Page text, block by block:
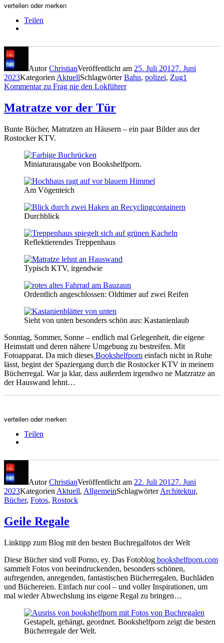
verteilen oder merken
Teilen
AutorChristianVeröffentlicht am 25. Juli 20127. Juni
2023KategorienAktuellSchlagwörterBahn, polizei, Zug1
Kommentarzu Frag nie den Lokführer
Matratze vor der Tür
Bunte Bücher, Matratzen an Häusern – ein paar Bilder aus der
Rostocker KTV.
Miniaturausgabe von Bookshelfporn.
Am Vögenteich
Durchblick
Reflektierendes Treppenhaus
Typisch KTV, irgendwie
Ordentlich angeschlossen: Oldtimer auf zwei Reifen
Sieht von unten besonders schön aus: Kastanienlaub
Sonntag, Sommer, Sonne – endlich mal Gelegenheit, die eigene
Heimstatt und deren nähere Umgebung zu bestreifen. Mit
Fotoapparat. Da mich dieses Bookshelfporn einfach nicht in Ruhe
lässt, begint der Spaziergang durch die Rostocker KTV in meinem
Bücherregal. War ja klar, dass außerdem irgendwo ne Matzratze an
der Hauswand lehnt…
verteilen oder merken
Teilen
AutorChristianVeröffentlicht am 22. Juli 20127. Juni
2023Kategorien Aktuell, AllgemeinSchlagwörterArchitektur,
Bücher, Fotos, Rostock
Geile Regale
Linktipp zum Blog mit den besten Buchregalfotos der Welt
Diese Bücher sind voll Porno, ey. Das Fotoblog bookshelfporn.com
sammelt Fotos von beeindruckenden, besonders schönen,
aufregenden, anregenden, fantastischen Bücherregalen, Buchläden
und Büchereien. Einfach nur cool – und voller Inspirationen, um
mal wieder Abwechslung ins eigene Regal zu bringen…
Gestapelt, gehängt, geordnet. Bookshelfporn zeigt die besten
Bücherregale der Welt.